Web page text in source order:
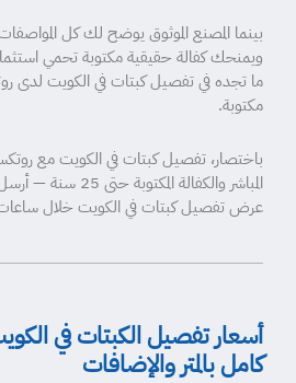
بينما المصنع الموثوق يوضح لك كل المواصفات
ويمنحك كفالة حقيقية مكتوبة تحمي
ما تجده في تفصيل كبتات في الكويت لدى
مكتوبة.
باختصار، تفصيل كبتات في الكويت مع
المباشر والكفالة
عرض تفصيل كبتات في الكويت خلال
كامل بالمتر والإضافات